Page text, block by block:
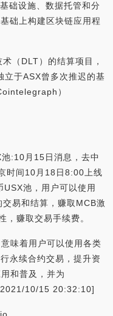
础设施、数据托管和分
础上构建区块链应用程
（DLT）的结算项目，
于ASX曾多次推迟的基
）
:10月15日消息，去中
时间10月18日8:00上线
池，用户可以使用
易和结算，赚取MCB激
，赚取交易手续费。
味着用户可以使用各类
永续合约交易，提升资
和普及，并为
10/15 20:32:10]